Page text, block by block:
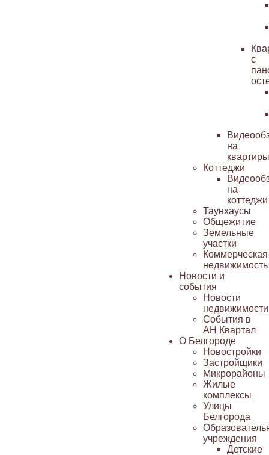
с
на
квартиры
Коттеджи
на
коттеджи
Таунхаусы
Общежитие
Земельные
участки
Коммерческая
недвижимость
Новости и
события
Новости
недвижимости
События в
АН Квартал
О Белгороде
Новостройки
Застройщики
Микрорайоны
Жилые
комплексы
Улицы
Белгорода
учреждения
Детские